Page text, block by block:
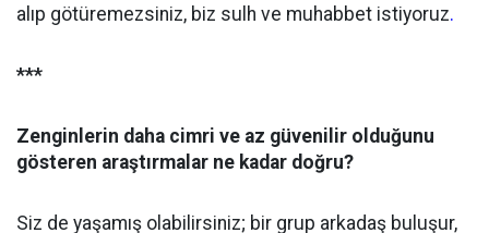
alıp götüremezsiniz, biz sulh ve muhabbet istiyoruz.
***
Zenginlerin daha cimri ve az güvenilir olduğunu
gösteren araştırmalar ne kadar doğru?
Siz de yaşamış olabilirsiniz; bir grup arkadaş buluşur,